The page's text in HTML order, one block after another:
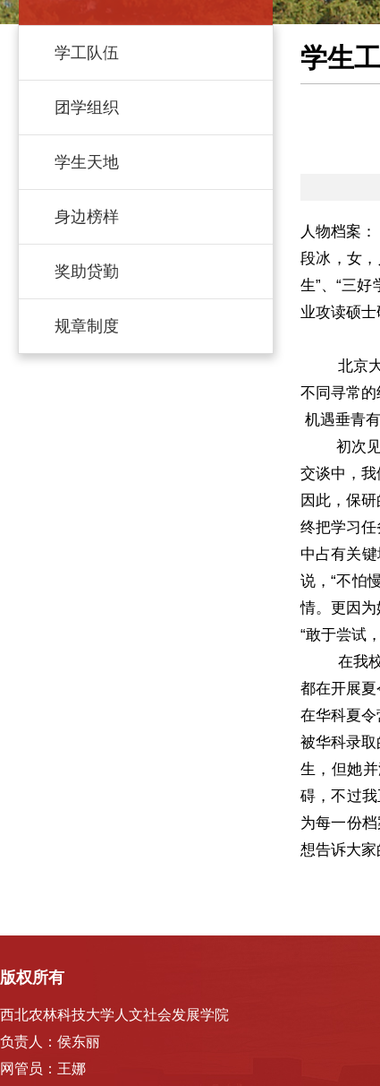
学工队伍
团学组织
学生天地
身边榜样
奖助贷勤
规章制度
学生
人物档案：
段冰，女
生”、“三
业攻读硕士
北京大学
不同寻常
机遇垂青
初次见面
交谈中，
因此，保
终把学习
中占有关
说，“不怕
情。更因为
“敢于尝试
在我校保
都在开展
在华科夏令
被华科录
生，但她
碍，不过
为每一份
想告诉大
版权所有
西北农林科技大学人文社会发展学院
负责人：侯东丽
网管员：王娜